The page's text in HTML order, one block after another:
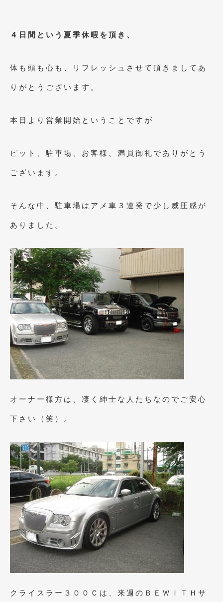
2024年8月
2024年1月(1)
2023年11月(1)
2023年10月
2022年12月(1)
2022年10月(2)
2022年8月(1)
2022年4月(2)
2022年1月(3)
2021年12月 (2)
2021年8月 (2)
2021年1月(2)
2020年12月(2)
2020年11月(2)
2020年10月 (1)
2020年9月 (3)
2020年8月(4)
2020年7月(3)
４日間という夏季休暇を頂き、
体も頭も心も、リフレッシュさせて頂きましてあ
りがとうございます。
本日より営業開始ということですが
ピット、駐車場、お客様、満員御礼でありがとう
ございます。
そんな中、駐車場はアメ車３連発で少し威圧感が
ありました。
オーナー様方は、凄く紳士な人たちなのでご安心
下さい（笑）。
クライスラー３００Ｃは、来週のＢＥＷＩＴＨサ